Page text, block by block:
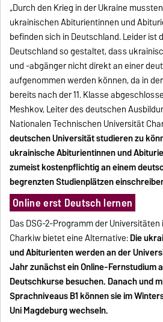
„Durch den Krieg in der Ukraine
ukrainischen Abiturientinnen und
befinden sich in Deutschland. Leider ist
Deutschland so gestaltet, dass
und -abgänger nicht direkt an einer
aufgenommen werden können, da in
bereits nach der 11. Klasse
Meshkov, Leiter des deutschen
Nationalen Technischen Universität
deutschen Universität studieren zu
ukrainische Abiturientinnen und
zumeist kostenpflichtig an einem
begrenzten Studienplätzen
Online erst Deutsch lernen
Das DSG-2-Programm der
Charkiw bietet eine Alternative:Die
und Abiturienten werden an der
Jahr zunächst ein Online-Fernstudium
Deutschkurse besuchen. Danach und
Sprachniveaus B1 können sie im
Uni Magdeburg wechseln.